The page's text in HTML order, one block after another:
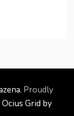
Proudly
Grid by